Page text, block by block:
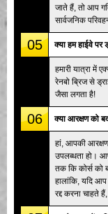
जाते हैं, तो आप
सार्वजनिक
05 क्या हम हाईवे पर
हमारी यात्रा में
रेनबो ब्रिज से
जैसा लगता है!
06 क्या आरक्षण को
हां, आपकी
उपलब्धता हो।
तक कि कोर्स
हालांकि, यदि
रद्द करना चाहते हैं,